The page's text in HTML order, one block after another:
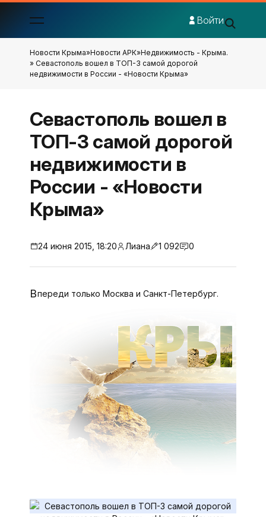
Войти
Новости Крыма»Новости АРК»Недвижимость - Крыма.
» Севастополь вошел в ТОП-3 самой дорогой
недвижимости в России - «Новости Крыма»
Севастополь вошел в
ТОП-3 самой дорогой
недвижимости в
России - «Новости
Крыма»
24 июня 2015, 18:20 Лиана 1 092 0
Впереди только Москва и Санкт-Петербург.